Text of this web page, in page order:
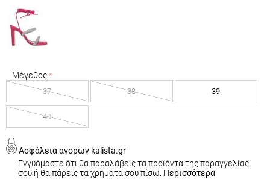
Μέγεθος
37 38 39
40
Ασφάλεια αγορών kalista.gr
Εγγυόμαστε ότι θα παραλάβεις τα προϊόντα της παραγγελίας
σου ή θα πάρεις τα χρήματα σου πίσω. Περισσότερα